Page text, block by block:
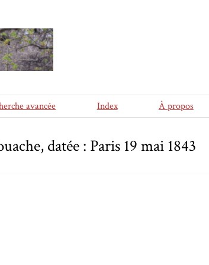
avancée Index À propos
datée : Paris 19 mai 1843